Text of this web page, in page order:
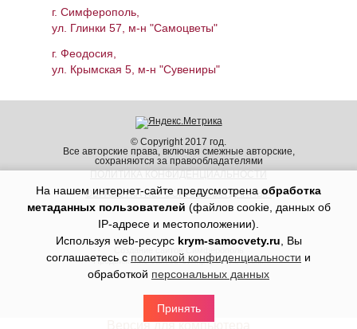
На нашем интернет-сайте предусмотрена обработка
метаданных пользователей (файлов cookie, данных об
IP-адресе и местоположении).
Используя web-ресурс krym-samocvety.ru , Вы
соглашаетесь с политикой конфиденциальности и
обработкой персональных данных
Принять
г. Симферополь,
ул. Глинки 57, м-н "Самоцветы"
г. Феодосия,
ул. Крымская 5, м-н "Сувениры"
© Copyright 2017 год.
Все авторские права, включая смежные авторские,
сохраняются за правообладателями
ПОЛИТИКА КОНФИДЕНЦИАЛЬНОСТИ
ОБРАБОТКА ПЕРСОНАЛЬНЫХ ДАННЫХ
Создание сайтов Симферополь
Продвижение сайтов Симферополь Крым
Версия для компьютера